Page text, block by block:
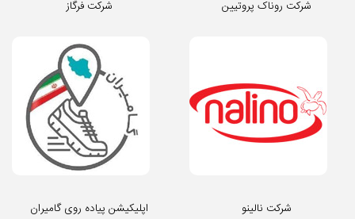
شرکت فرگاز شرکت روناک پروتیین
اپلیکیشن پیاده روی گامیران شرکت نالینو